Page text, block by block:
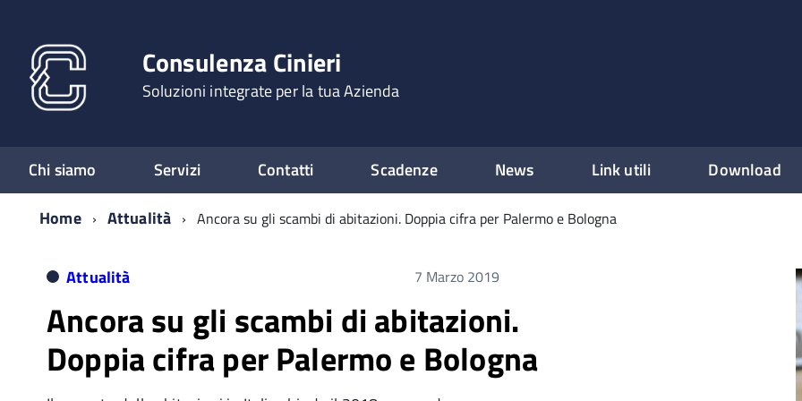
Consulenza Cinieri
Soluzioni integrate per la tua Azienda
Chi siamo Servizi Contatti Scadenze News Link utili Download
Home
Attualità Ancora su gli scambi di abitazioni. Doppia cifra per Palermo e Bologna
Attualità 7 Marzo 2019
Ancora su gli scambi di abitazioni.
Doppia cifra per Palermo e Bologna